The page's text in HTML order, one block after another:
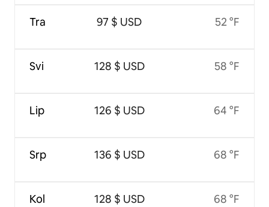
Tra
Svi
Lip
Srp
Kol
97 $ USD
128 $ USD
126 $ USD
136 $ USD
128 $ USD
52 °F
58 °F
64 °F
68 °F
68 °F